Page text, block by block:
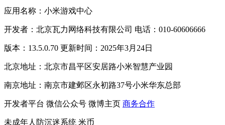
应用名称：小米游戏中心
开发者：北京瓦力网络科技有限公司 电话：010-60606666
版本：13.5.0.70 更新时间：2025年3月24日
北京地址：北京市昌平区安居路小米智慧产业园
南京地址：南京市建邺区永初路37号小米华东总部
开发者平台 微信公众号 微博主页 商务合作
未成年人防沉迷系统 米币